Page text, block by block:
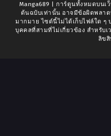
Manga689 | การ์ตูนทั้งหมดบนเ
ต้นฉบับเท่านั้น อาจมีข้อผิดพลาด
มากมาย ไซต์นี้ไม่ได้เก็บไฟล์ใด ๆ
บุคคลที่สามที่ไม่เกี่ยวข้อง สำหรับ
ลิข